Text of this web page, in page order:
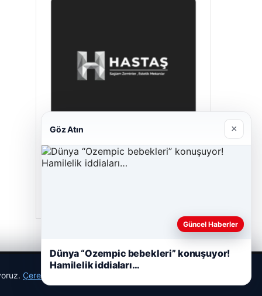
Enes Kaplan Avukatlık Bürosu
Çerez Politikamız
Göz Atın ×
Güncel Haberler
Dünya “Ozempic bebekleri” konuşuyor!
Hamilelik iddiaları…